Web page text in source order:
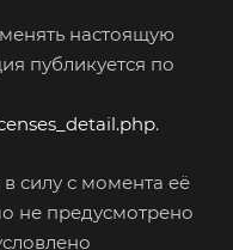
настоящую
публикуется по
.
в силу с момента её
не предусмотрено